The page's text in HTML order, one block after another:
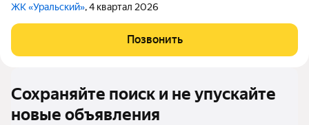
ЖК «Уральский», 4 квартал 2026
Позвонить
Сохраняйте поиск и не упускайте
новые объявления